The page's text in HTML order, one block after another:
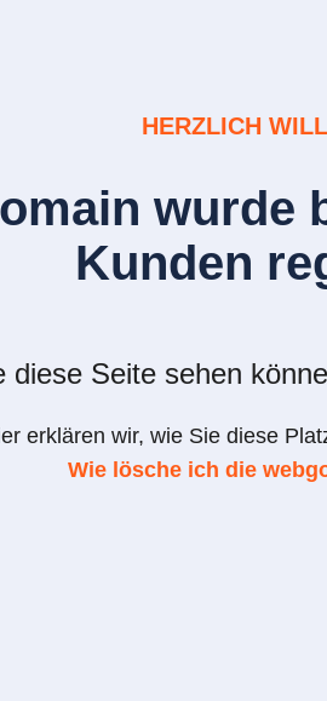
HERZLICH
wurde
Kunden
diese Seite sehen
erklären wir, wie Sie diese
Wie lösche ich die